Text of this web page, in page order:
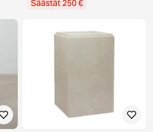
Säästät 250 €